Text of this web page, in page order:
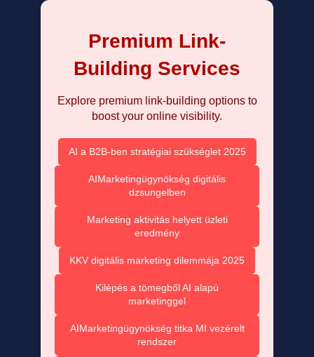
Premium Link-
Building Services
Explore premium link-building options to
boost your online visibility.
AI a B2B-ben stratégiai szükséglet 2025
AIMarketingügynökség digitális
dzsungelben
Marketing aktivitás helyett üzleti
eredmény
KKV digitális marketing dilemmája 2025
Kilépés a tömegből AI alapú
marketinggel
AIMarketingügynökség titka MI vezérelt
rendszer